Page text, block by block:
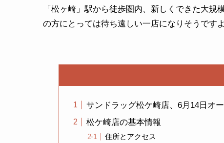
「松ヶ崎」駅から徒歩圏内、新しくできた大
の方にとっては待ち遠しい一店になりそうです
サンドラッグ松ケ崎店、6月14日オ
松ケ崎店の基本情報
住所とアクセス